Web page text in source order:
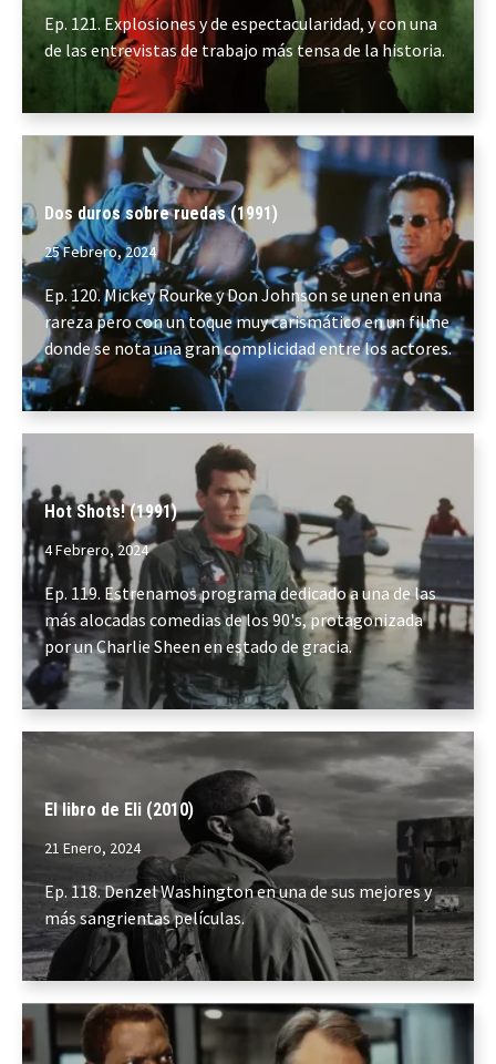
Ep. 121. Explosiones y de espectacularidad, y con una
de las entrevistas de trabajo más tensa de la historia.
Dos duros sobre ruedas (1991)
25 Febrero, 2024
Ep. 120. Mickey Rourke y Don Johnson se unen en una
rareza pero con un toque muy carismático en un filme
donde se nota una gran complicidad entre los actores.
Hot Shots! (1991)
4 Febrero, 2024
Ep. 119. Estrenamos programa dedicado a una de las
más alocadas comedias de los 90's, protagonizada
por un Charlie Sheen en estado de gracia.
El libro de Eli (2010)
21 Enero, 2024
Ep. 118. Denzel Washington en una de sus mejores y
más sangrientas películas.